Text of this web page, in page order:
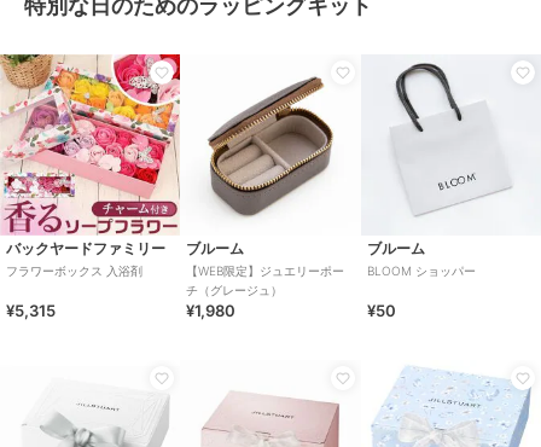
特別な日のためのラッピングキット
バックヤードファミリー
フラワーボックス 入浴剤
¥5,315
ブルーム
【WEB限定】ジュエリーポー
チ（グレージュ）
¥1,980
ブルーム
BLOOM ショッパー
¥50